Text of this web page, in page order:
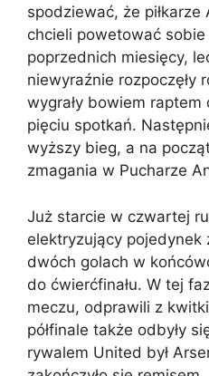
spodziewać, że
chcieli powetować
poprzednich miesięcy,
niewyraźnie rozpoczęły
wygrały bowiem
pięciu spotkań.
wyższy bieg, a na
zmagania w Pucharze
Już starcie w czwartej
elektryzujący pojedynek
dwóch golach w
do ćwierćfinału. W tej
meczu, odprawili z
półfinale także odbyły
rywalem United był